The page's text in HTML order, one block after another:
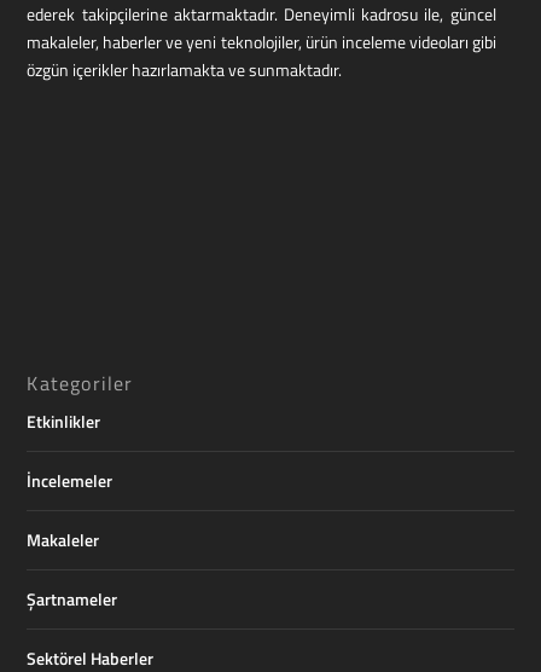
ederek takipçilerine aktarmaktadır. Deneyimli kadrosu ile, güncel
makaleler, haberler ve yeni teknolojiler, ürün inceleme videoları gibi
özgün içerikler hazırlamakta ve sunmaktadır.
Kategoriler
Etkinlikler
İncelemeler
Makaleler
Şartnameler
Sektörel Haberler